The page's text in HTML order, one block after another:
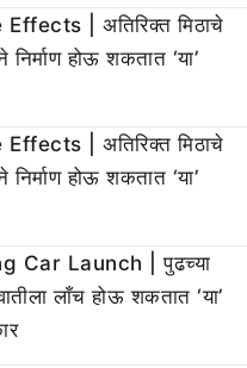
| अतिरिक्त मिठाचे
होऊ शकतात ‘या’
| अतिरिक्त मिठाचे
होऊ शकतात ‘या’
Car Launch | पुढच्या
लाँच होऊ शकतात ‘या’